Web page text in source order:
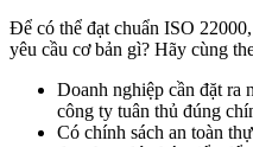
Để có thể đạt chuẩn ISO
yêu cầu cơ bản gì? Hãy cùng
Doanh nghiệp cần đặt ra
công ty tuân thủ đúng
Có chính sách an toàn